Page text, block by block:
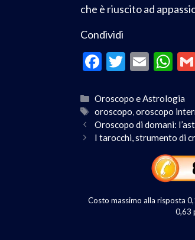
che è riuscito ad
Condividi
F
e
b
o
T
itt
er
E
ai
l
W
at
s
A
p
p
Oroscopo e Astrologia
oroscopo,oroscopo
Oroscopo di domani:
I tarocchi, strumento di
Costo massimo alla risposta
0,63